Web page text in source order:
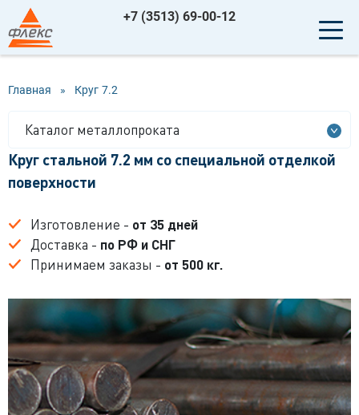
+7 (3513) 69-00-12
Главная » Круг 7.2
Каталог металлопроката
Круг стальной 7.2 мм со специальной отделкой
поверхности
Изготовление - от 35 дней
Доставка - по РФ и СНГ
Принимаем заказы - от 500 кг.